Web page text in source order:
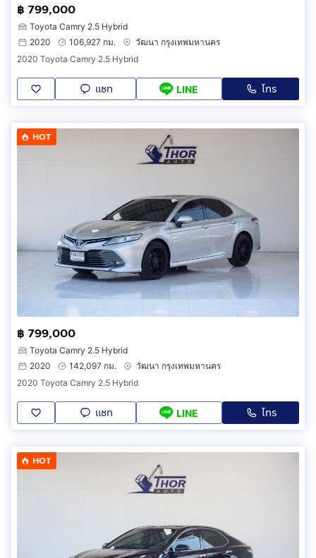
฿ 799,000
Toyota Camry 2.5 Hybrid
2020
106,927 กม.
วัฒนา กรุงเทพมหานคร
2020 Toyota Camry 2.5 Hybrid
แชท LINE โทร
HOT
฿ 799,000
Toyota Camry 2.5 Hybrid
2020
142,097 กม.
วัฒนา กรุงเทพมหานคร
2020 Toyota Camry 2.5 Hybrid
แชท LINE โทร
HOT